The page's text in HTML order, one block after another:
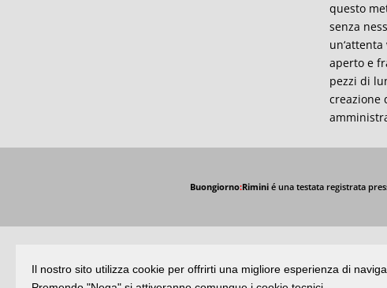
questo
senza
un‘attenta
aperto e
pezzi di
creazione
Buongiorno:Riminié una testata registrata
Il nostro sito utilizza cookie per offrirti una migliore esperienza di